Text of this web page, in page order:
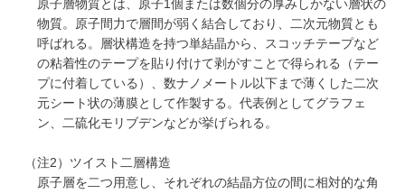
原子層物質とは、原子1個または数個分の厚みしかない層状の
物質。原子間力で層間が弱く結合しており、二次元物質とも
呼ばれる。層状構造を持つ単結晶から、スコッチテープなど
の粘着性のテープを貼り付けて剥がすことで得られる（テー
プに付着している）、数ナノメートル以下まで薄くした二次
元シート状の薄膜として作製する。代表例としてグラフェ
ン、二硫化モリブデンなどが挙げられる。
（注2）ツイスト二層構造
原子層を二つ用意し、それぞれの結晶方位の間に相対的な角